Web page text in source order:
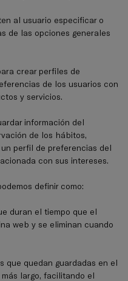
al usuario especificar o
de las opciones generales
crear perfiles de
de los usuarios con
y servicios.
información del
de los hábitos,
perfil de preferencias del
con sus intereses.
definir como:
duran el tiempo que el
web y se eliminan cuando
que quedan guardadas en el
largo, facilitando el